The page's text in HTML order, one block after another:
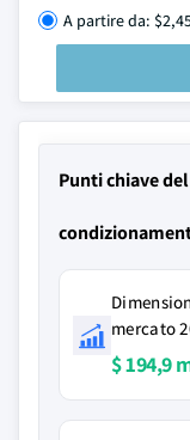
A partire da:
Punti chiave
mercato
$ 194,9